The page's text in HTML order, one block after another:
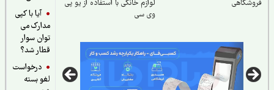
آیا با کپی
مدارک می
توان سوار
قطار شد؟
درخواست
لغو بسته
لوازم خانگی با استفاده از یو پی
وی سی